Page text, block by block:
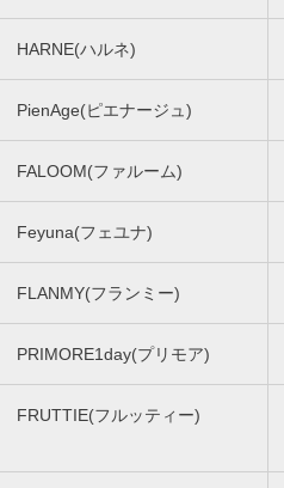
HARNE(ハルネ)
PienAge(ピエナージュ)
FALOOM(ファルーム)
Feyuna(フェユナ)
FLANMY(フランミー)
PRIMORE1day(プリモア)
FRUTTIE(フルッティー)